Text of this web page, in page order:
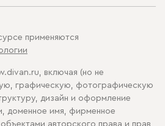
применяются
включая (но не
графическую, фотографическую
дизайн и оформление
доменное имя, фирменное
авторского права и прав